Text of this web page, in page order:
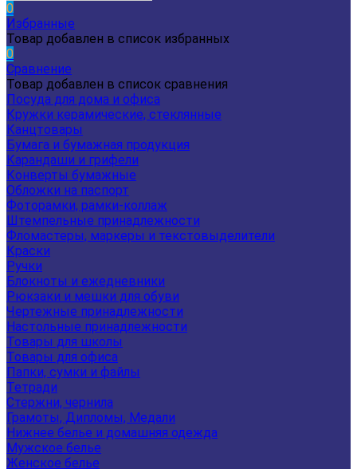
0
Избранные
Товар добавлен в список избранных
0
Сравнение
Товар добавлен в список сравнения
Посуда для дома и офиса
Кружки керамические, стеклянные
Канцтовары
Бумага и бумажная продукция
Карандаши и грифели
Конверты бумажные
Обложки на паспорт
Фоторамки, рамки-коллаж
Штемпельные принадлежности
Фломастеры, маркеры и текстовыделители
Краски
Ручки
Блокноты и ежедневники
Рюкзаки и мешки для обуви
Чертежные принадлежности
Настольные принадлежности
Товары для школы
Товары для офиса
Папки, сумки и файлы
Тетради
Стержни, чернила
Грамоты, Дипломы, Медали
Нижнее белье и домашняя одежда
Мужское белье
Женское белье